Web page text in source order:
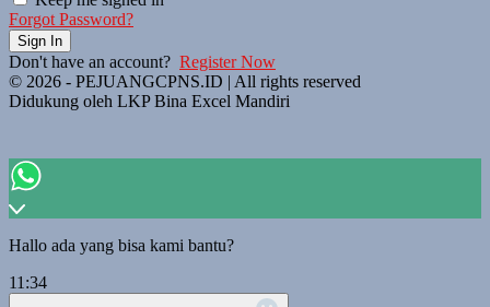
Forgot Password?
Sign In
Don't have an account? Register Now
© 2026 - PEJUANGCPNS.ID | All rights reserved
Didukung oleh LKP Bina Excel Mandiri
Hallo ada yang bisa kami bantu?
11:34